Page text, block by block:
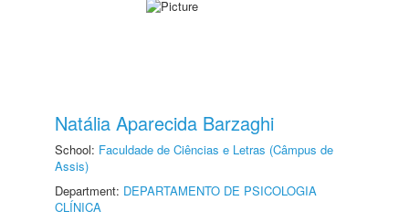
Natália Aparecida Barzaghi
School: Faculdade de Ciências e Letras (Câmpus de
Assis)
Department: DEPARTAMENTO DE PSICOLOGIA
CLÍNICA